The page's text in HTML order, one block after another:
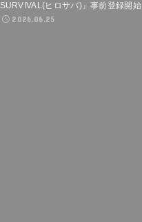
SURVIVAL(ヒロサバ)』事前登録開始
2026.06.25